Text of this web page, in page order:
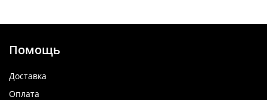
Помощь
Доставка
Оплата